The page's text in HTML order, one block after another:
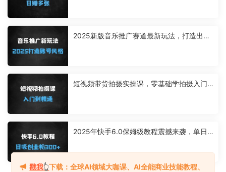
2025新版音乐推广赛道最新玩法，打造出自
短视频带货拍摄实操课，零基础学拍摄入门
2025年快手6.0保姆级教程震撼来袭，单日
戳我👆下载：全球AI领域大咖课、AI全能商业技能教程、